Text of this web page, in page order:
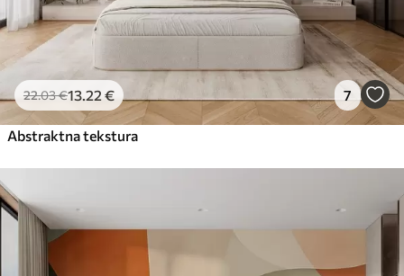
22.03€13 .22 € 7
Abstraktna tekstura